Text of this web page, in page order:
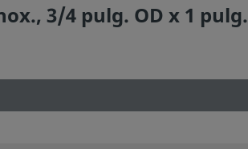
3/4 pulg. OD x 1 pulg.